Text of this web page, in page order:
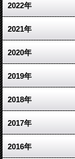
3月 (2)
2月 (1)
10月 (2)
9月 (2)
8月 (3)
7月 (3)
6月 (5)
5月 (7)
4月 (6)
5月 (1)
4月 (1)
1月 (1)
6月 (1)
5月 (3)
4月 (4)
3月 (4)
2月 (3)
1月 (5)
2022年
12月 (6)
11月 (6)
10月 (6)
9月 (5)
8月 (4)
7月 (7)
2021年
12月 (11)
11月 (5)
10月 (4)
9月 (8)
8月 (5)
2020年
12月 (5)
11月 (4)
10月 (5)
9月 (5)
2019年
12月 (6)
11月 (10)
10月 (5)
2018年
12月 (5)
11月 (8)
2017年
12月 (3)
2016年